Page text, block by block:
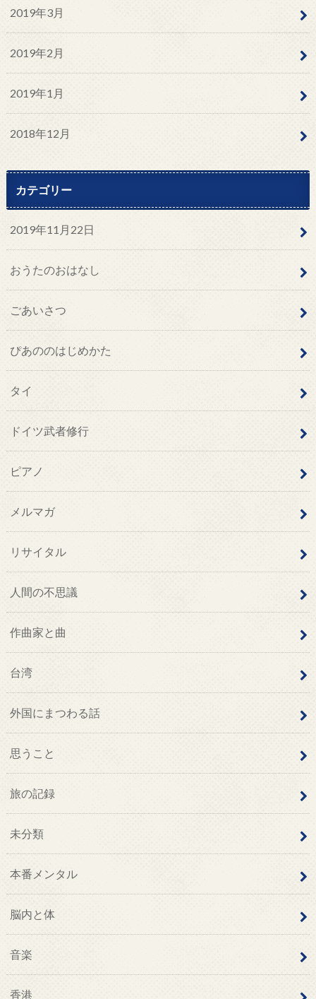
2019年3月
2019年2月
2019年1月
2018年12月
カテゴリー
2019年11月22日
おうたのおはなし
ごあいさつ
ぴあののはじめかた
タイ
ドイツ武者修行
ピアノ
メルマガ
リサイタル
人間の不思議
作曲家と曲
台湾
外国にまつわる話
思うこと
旅の記録
未分類
本番メンタル
脳内と体
音楽
香港